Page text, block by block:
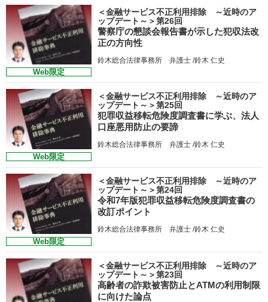
Web限定
＜金融サービス不正利用排除 ～近時のア
ップデート～＞第26回
警察庁の懇談会報告書が示した犯収法改
正の方向性
鈴木総合法律事務所 弁護士 /鈴木 仁史
Web限定
＜金融サービス不正利用排除 ～近時のア
ップデート～＞第25回
犯罪収益移転危険度調査書に学ぶ、法人
口座悪用防止の要諦
鈴木総合法律事務所 弁護士 /鈴木 仁史
Web限定
＜金融サービス不正利用排除 ～近時のア
ップデート～＞第24回
令和7年版犯罪収益移転危険度調査書の
改訂ポイント
鈴木総合法律事務所 弁護士 /鈴木 仁史
＜金融サービス不正利用排除 ～近時のア
ップデート～＞第23回
高齢者の詐欺被害防止とATMの利用制限
に向けた論点